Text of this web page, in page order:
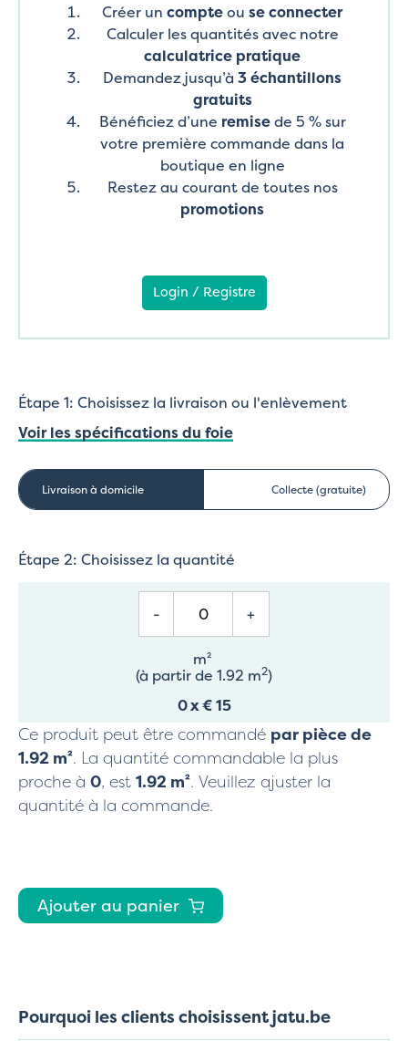
Créer un compteou se connecter
Calculer les quantités avec notre
calculatrice pratique
Demandez jusqu’à 3 échantillons
gratuits
Bénéficiez d’une remisede 5 % sur
votre première commande dans la
boutique en ligne
Restez au courant de toutes nos
promotions
Login / Registre
Étape 1: Choisissez la livraison ou l'enlèvement
Voir les spécifications du foie
Livraison à domicile Collecte (gratuite)
Étape 2: Choisissez la quantité
- +
m²
(à partir de 1.92 m2)
0x€ 15
Ce produit peut être commandé par pièce de
1.92 m². La quantité commandable la plus
proche à 0, est 1.92 m². Veuillez ajuster la
quantité à la commande.
Ajouter au panier
Pourquoi les clients choisissent jatu.be